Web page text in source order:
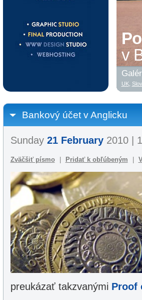
v
Bankový účet v Anglicku
Sunday 21 February2010 |
Zväčšiť písmo Pridať k obľúbeným
preukázať takzvanými Proof
UK,